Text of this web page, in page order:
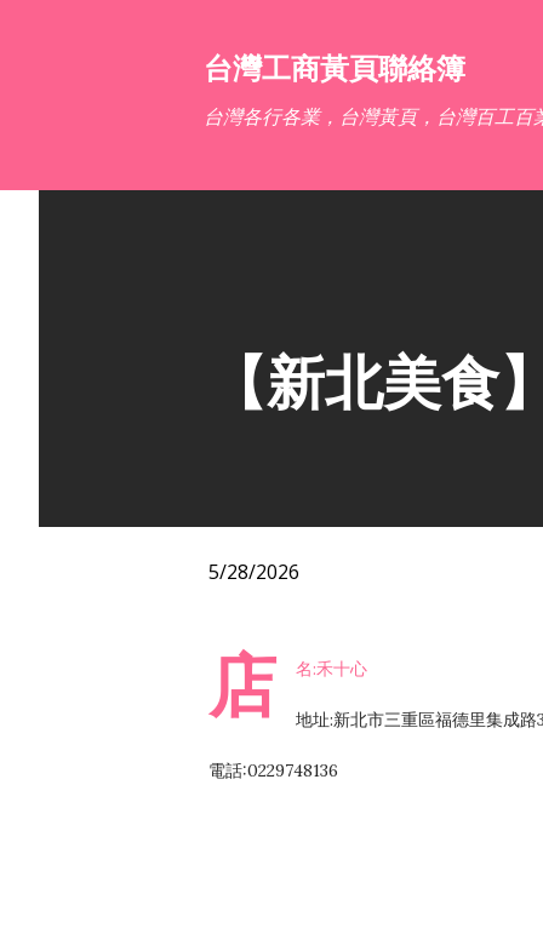
台灣工商黃頁聯絡簿
台灣各行各業，台灣黃頁，台灣百工百
【新北美食
5/28/2026
店 名:禾十心
地址:新北市三重區福德里集成路
電話:0229748136